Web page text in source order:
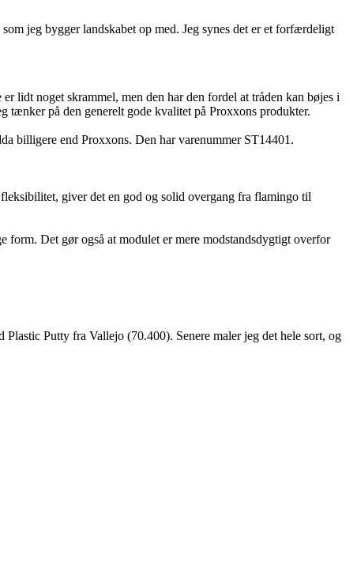
jeg bygger landskabet op med. Jeg synes det er et forfærdeligt
lidt noget skrammel, men den har den fordel at tråden kan bøjes i
på den generelt gode kvalitet på Proxxons produkter.
billigere end Proxxons. Den har varenummer ST14401.
giver det en god og solid overgang fra flamingo til
Det gør også at modulet er mere modstandsdygtigt overfor
Putty fra Vallejo (70.400). Senere maler jeg det hele sort, og